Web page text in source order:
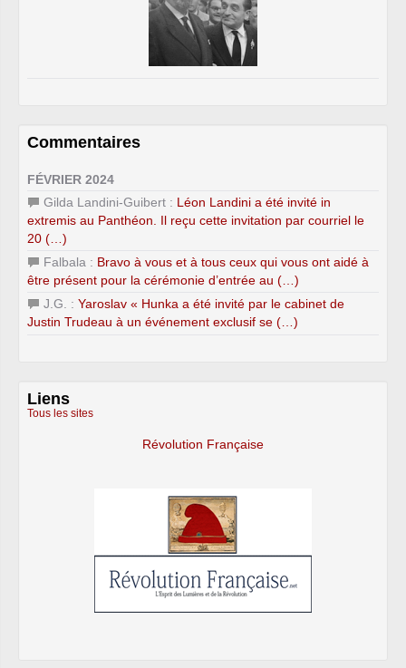
Commentaires
FÉVRIER 2024
Gilda Landini-Guibert : Léon Landini a été invité in
extremis au Panthéon. Il reçu cette invitation par courriel le
20 (…)
Falbala : Bravo à vous et à tous ceux qui vous ont aidé à
être présent pour la cérémonie d’entrée au (…)
J.G. : Yaroslav « Hunka a été invité par le cabinet de
Justin Trudeau à un événement exclusif se (…)
Liens
Tous les sites
Révolution Française